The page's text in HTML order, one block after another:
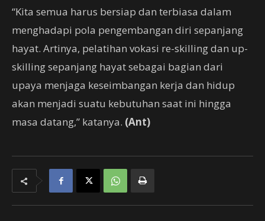
“Kita semua harus bersiap dan terbiasa dalam
menghadapi pola pengembangan diri sepanjang
hayat. Artinya, pelatihan vokasi re-skilling dan up-
skilling sepanjang hayat sebagai bagian dari
upaya menjaga keseimbangan kerja dan hidup
akan menjadi suatu kebutuhan saat ini hingga
masa datang,” katanya. (Ant)